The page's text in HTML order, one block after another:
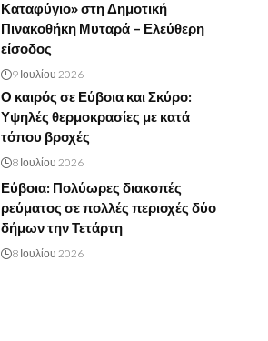
Καταφύγιο» στη Δημοτική
Πινακοθήκη Μυταρά – Ελεύθερη
είσοδος
9 Ιουλίου 2026
Ο καιρός σε Εύβοια και Σκύρο:
Υψηλές θερμοκρασίες με κατά
τόπου βροχές
8 Ιουλίου 2026
Εύβοια: Πολύωρες διακοπές
ρεύματος σε πολλές περιοχές δύο
δήμων την Τετάρτη
8 Ιουλίου 2026